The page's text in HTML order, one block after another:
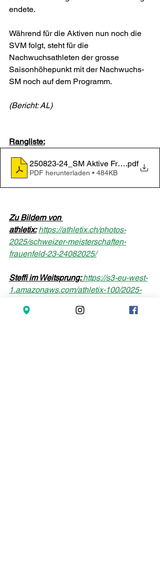
endete.
Während für die Aktiven nun noch die
SVM folgt, steht für die
Nachwuchsathleten der grosse
Saisonhöhepunkt mit der Nachwuchs-
SM noch auf dem Programm.
(Bericht: AL)
Rangliste:
250823-24_SM Aktive Frauenfeld_RL
.pdf
PDF herunterladen • 484KB
Zu Bildern von
athletix: https://athletix.ch/photos-
2025/schweizer-meisterschaften-
frauenfeld-23-24082025/
Steffi im Weitsprung: https://s3-eu-west-
1.amazonaws.com/athletix-100/2025-
3997-Lackner.jpg